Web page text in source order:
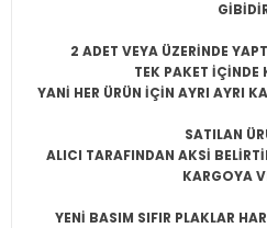
2 ADET VEYA ÜZERİNDE
TEK PAKET İÇİNDE
YANİ HER ÜRÜN İÇİN AYRI AYRI
SATILAN
ALICI TARAFINDAN AKSİ
KARGOYA
YENİ BASIM SIFIR PLAKLAR